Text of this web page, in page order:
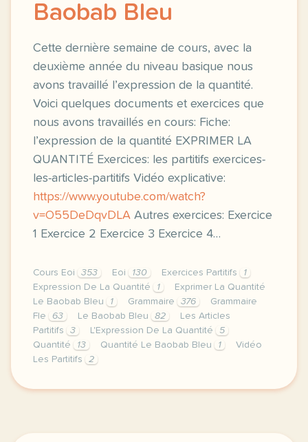
Baobab Bleu
Cette dernière semaine de cours, avec la
deuxième année du niveau basique nous
avons travaillé l’expression de la quantité.
Voici quelques documents et exercices que
nous avons travaillés en cours: Fiche:
l’expression de la quantité EXPRIMER LA
QUANTITÉ Exercices: les partitifs exercices-
les-articles-partitifs Vidéo explicative:
https://www.youtube.com/watch?
v=O55DeDqvDLA Autres exercices: Exercice
1 Exercice 2 Exercice 3 Exercice 4…
Cours Eoi 353 Eoi 130 Exercices Partitifs
1
Expression De La Quantité
1
Exprimer La Quantité
Le Baobab Bleu
1 Grammaire 376
Grammaire
Fle
63 Le Baobab Bleu 82
Les Articles
Partitifs
3 L'Expression De La Quantité
5
Quantité
13 Quantité Le Baobab Bleu 1
Vidéo
Les Partitifs
2
image pixabay comcette derniere semaine de